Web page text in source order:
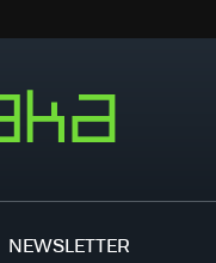
NEWSLETTER